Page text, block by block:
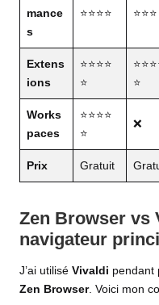
mance
s
⭐⭐⭐⭐ ⭐⭐⭐
Extens
ions
⭐⭐⭐⭐
⭐
⭐
Works
paces
⭐⭐⭐⭐
⭐
❌
Prix Gratuit
Zen Browser vs
navigateur
J’ai utilisé Vivaldi pendant
Zen Browser. Voici mon